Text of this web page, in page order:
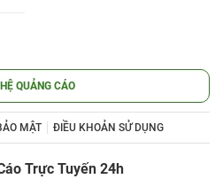
QUẢNG CÁO
MẬT ĐIỀU KHOẢN SỬ DỤNG
Trực Tuyến 24h